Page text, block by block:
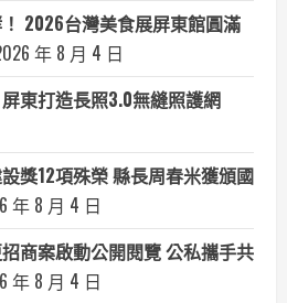
2026台灣美食展屏東館圓滿
年 8 月 4 日
東打造長照3.0無縫照護網
獎12項殊榮 縣長周春米獲頒國
年 8 月 4 日
商案啟動公開閱覽 公私攜手共
年 8 月 4 日